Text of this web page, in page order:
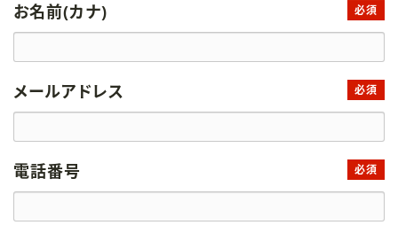
お名前(カナ) 必須
メールアドレス 必須
電話番号 必須